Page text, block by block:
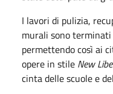
I lavori di pulizia,
murali sono
permettendo così ai
opere in stile New
cinta delle scuole e